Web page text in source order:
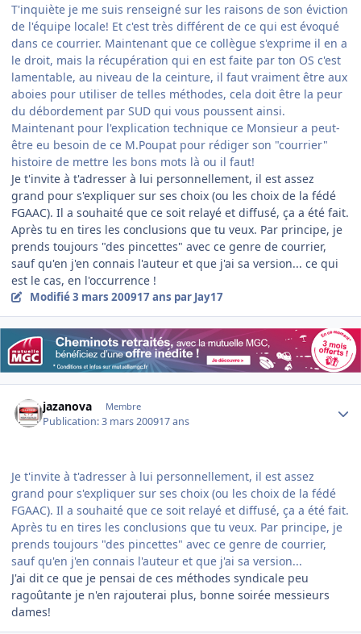
T'inquiète je me suis renseigné sur les raisons de son éviction
de l'équipe locale! Et c'est très différent de ce qui est évoqué
dans ce courrier. Maintenant que ce collègue s'exprime il en a
le droit, mais la récupération qui en est faite par ton OS c'est
lamentable, au niveau de la ceinture, il faut vraiment être aux
aboies pour utiliser de telles méthodes, cela doit être la peur
du débordement par SUD qui vous poussent ainsi.
Maintenant pour l'explication technique ce Monsieur a peut-
être eu besoin de ce M.Poupat pour rédiger son "courrier"
histoire de mettre les bons mots là ou il faut!
Je t'invite à t'adresser à lui personnellement, il est assez
grand pour s'expliquer sur ses choix (ou les choix de la fédé
FGAAC). Il a souhaité que ce soit relayé et diffusé, ça a été fait.
Après tu en tires les conclusions que tu veux. Par principe, je
prends toujours "des pincettes" avec ce genre de courrier,
sauf qu'en j'en connais l'auteur et que j'ai sa version... ce qui
est le cas, en l'occurrence !
Modifié3 mars 200917 ans par Jay17
jazanova Membre
Publication:3 mars 200917 ans
Je t'invite à t'adresser à lui personnellement, il est assez
grand pour s'expliquer sur ses choix (ou les choix de la fédé
FGAAC). Il a souhaité que ce soit relayé et diffusé, ça a été fait.
Après tu en tires les conclusions que tu veux. Par principe, je
prends toujours "des pincettes" avec ce genre de courrier,
sauf qu'en j'en connais l'auteur et que j'ai sa version...
J'ai dit ce que je pensai de ces méthodes syndicale peu
ragoûtante je n'en rajouterai plus, bonne soirée messieurs
dames!